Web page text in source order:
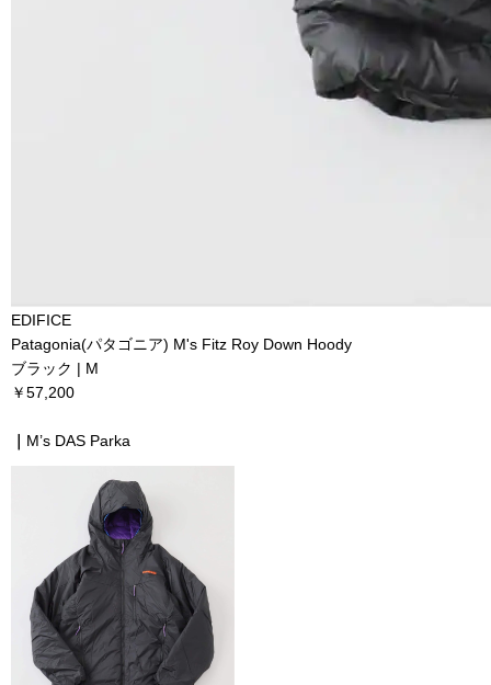
EDIFICE
Patagonia(パタゴニア) M's Fitz Roy Down Hoody
ブラック | M
￥57,200
M’s DAS Parka